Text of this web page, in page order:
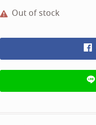
Out of stock